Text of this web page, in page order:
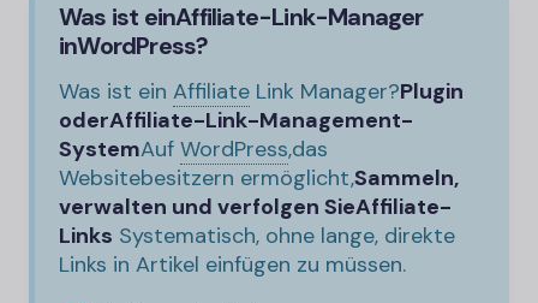
Was ist einAffiliate-Link-Manager
inWordPress?
Was ist ein Affiliate Link Manager?Plugin
oderAffiliate-Link-Management-
SystemAuf WordPress,das
Websitebesitzern ermöglicht,Sammeln,
verwalten und verfolgen SieAffiliate-
Links Systematisch, ohne lange, direkte
Links in Artikel einfügen zu müssen.